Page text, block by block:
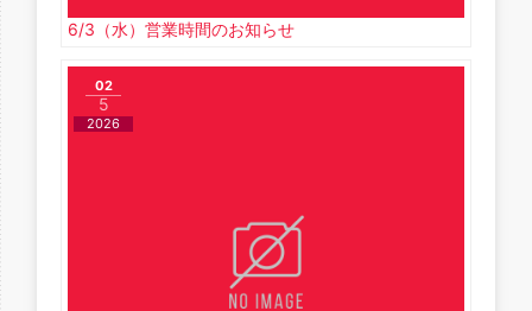
6/3（水）営業時間のお知らせ
02
5
2026